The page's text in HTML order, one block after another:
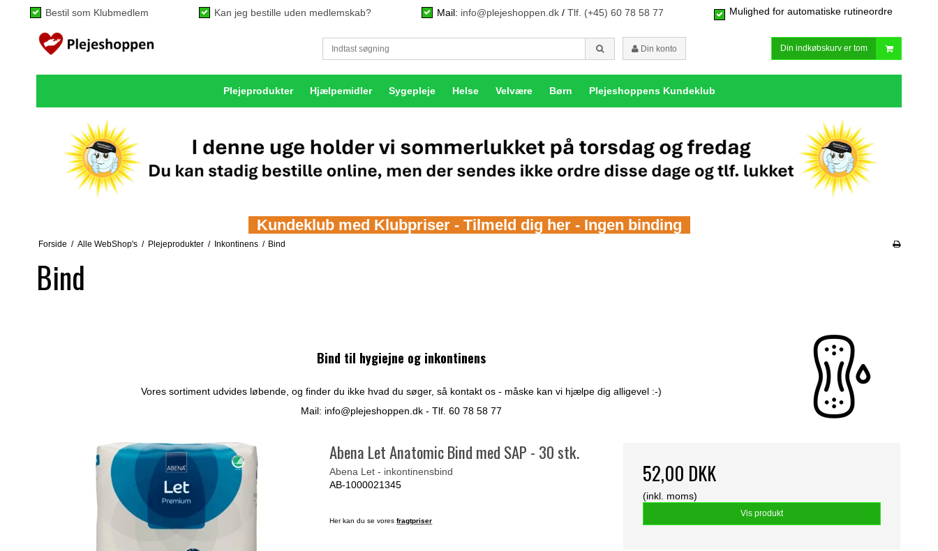
Bestil som Klubmedlem Kan jeg bestille uden medlemskab? Mail: info@plejeshoppen.dk / Tlf. (+45) 60 78 58 77 Mulighed for automatiske rutineordre
Din konto Din indkøbskurv er tom
Plejeprodukter Hjælpemidler Sygepleje Helse Velvære Børn Plejeshoppens Kundeklub
Kundeklub med Klubpriser - Tilmeld dig her - Ingen binding
Forside / Alle WebShop's / Plejeprodukter / Inkontinens / Bind
Bind
Bind til hygiejne og inkontinens
Vores sortiment udvides løbende, og finder du ikke hvad du søger, så kontakt os - måske kan vi hjælpe dig alligevel :-)
Mail: info@plejeshoppen.dk - Tlf. 60 78 58 77
Abena Let Anatomic Bind med SAP - 30 stk.
Abena Let - inkontinensbind
AB-1000021345
Her kan du se voresfragtpriser
52,00 DKK
(inkl. moms)
Vis produkt